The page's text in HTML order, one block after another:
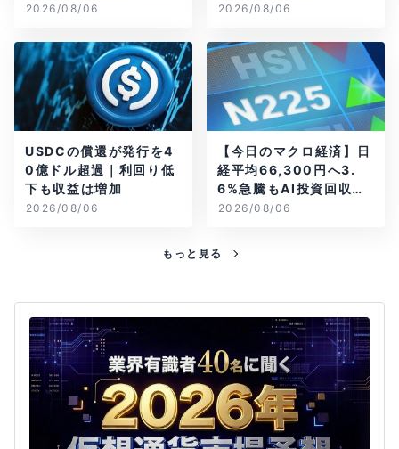
2026/08/06 2026/08/06
USDCの償還が発行を4
0億ドル超過｜利回り低
下も収益は増加
2026/08/06
【今日のマクロ経済】日
経平均66,300円へ3.
6%急騰もAI投資回収懸
念が再燃
2026/08/06
もっと見る